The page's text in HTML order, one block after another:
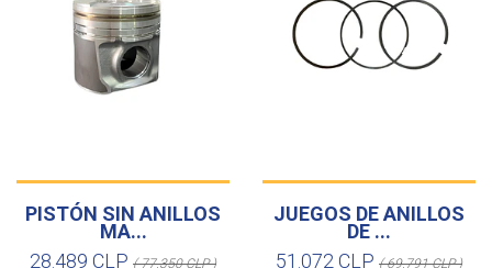
PISTÓN SIN ANILLOS
MA...
28.489 CLP ( 77.350 CLP )
JUEGOS DE ANILLOS
DE ...
51.072 CLP ( 69.791 CLP )